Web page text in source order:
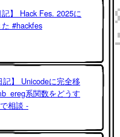
】 Hack Fes. 2025に
#hackfes
】 Unicodeに完全移
系関数をどうす
相談 -